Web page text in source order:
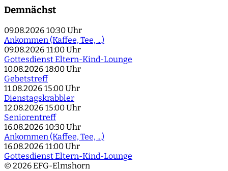
Demnächst
09.08.2026 10:30 Uhr
Ankommen (Kaffee, Tee, ...)
09.08.2026 11:00 Uhr
Gottesdienst Eltern-Kind-Lounge
10.08.2026 18:00 Uhr
Gebetstreff
11.08.2026 15:00 Uhr
Dienstagskrabbler
12.08.2026 15:00 Uhr
Seniorentreff
16.08.2026 10:30 Uhr
Ankommen (Kaffee, Tee, ...)
16.08.2026 11:00 Uhr
Gottesdienst Eltern-Kind-Lounge
© 2026 EFG-Elmshorn